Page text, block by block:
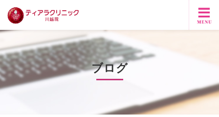
ブログ